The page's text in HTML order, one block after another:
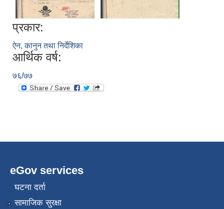
प्रकार:
ऐन, कानुन तथा निर्देशिका
आर्थिक वर्ष:
७६/७७
eGov services
घटना दर्ता
सामाजिक सुरक्षा